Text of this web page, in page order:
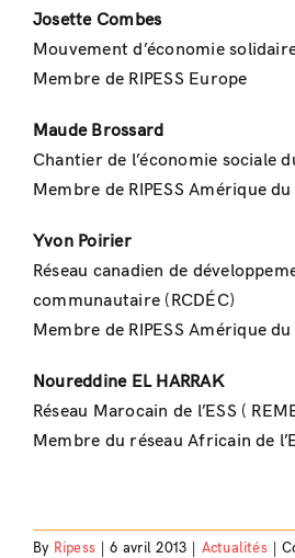
Josette Combes
Mouvement d’économie
Membre de RIPESS Europe
Maude Brossard
Chantier de l’économie sociale
Membre de RIPESS Amérique
Yvon Poirier
Réseau canadien de
communautaire (RCDÉC)
Membre de RIPESS Amérique
Noureddine EL HARRAK
Réseau Marocain de l’ESS (
Membre du réseau Africain de
By Ripess 6 avril 2013 Actualités